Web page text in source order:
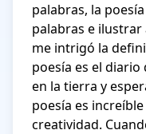
palabras, la
palabras e
me intrigó la
poesía es el
en la tierra y
poesía es
creatividad.